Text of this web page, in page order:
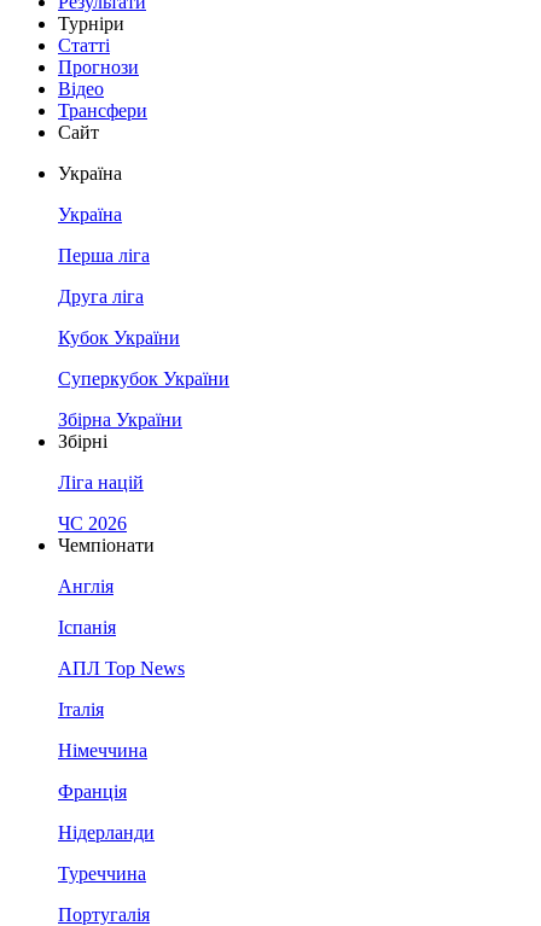
Турніри
Статті
Прогнози
Відео
Трансфери
Сайт
Україна
Україна
Перша ліга
Друга ліга
Кубок України
Суперкубок України
Збірна України
Збірні
Ліга націй
ЧС 2026
Чемпіонати
Англія
Іспанія
АПЛ Top News
Італія
Німеччина
Франція
Нідерланди
Туреччина
Португалія